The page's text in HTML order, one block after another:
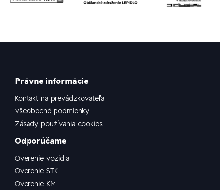
Právne informácie
Kontakt na prevádzkovateľa
Všeobecné podmienky
Zásady používania cookies
Odporúčame
Overenie vozidla
Overenie STK
Overenie KM